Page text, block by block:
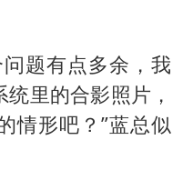
题有点多余，我
里的合影照片，
情形吧？”蓝总似